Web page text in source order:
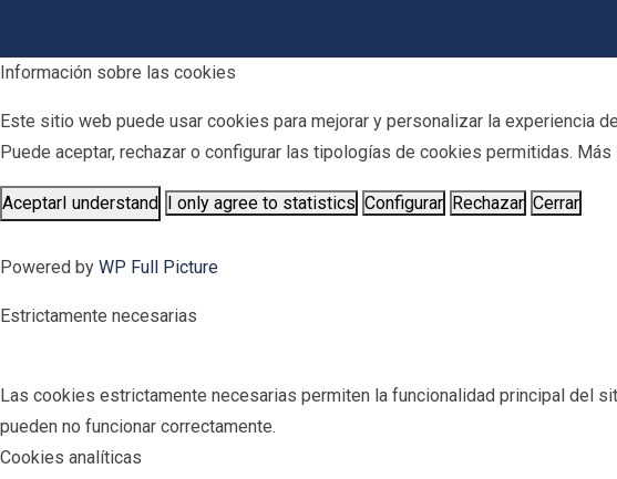
Información sobre las cookies
Este sitio web puede usar cookies para mejorar y personalizar la experiencia
Puede aceptar, rechazar o configurar las tipologías de cookies permitidas.
AceptarI understand I only agree to statistics Configurar Rechazar Cerrar
Powered by WP Full Picture
Estrictamente necesarias
Las cookies estrictamente necesarias permiten la funcionalidad principal del
pueden no funcionar correctamente.
Cookies analíticas